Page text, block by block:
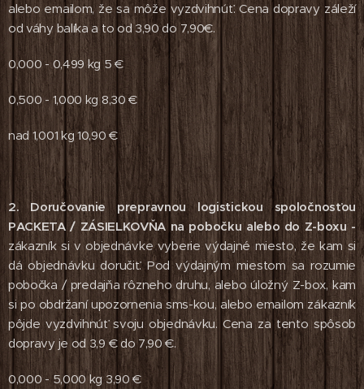
alebo emailom, že sa môže vyzdvihnúť. Cena dopravy záleží
od váhy balíka a to od 3,90 do 7,90€.
0,000 - 0,499 kg 5 €
0,500 - 1,000 kg 8,30 €
nad 1,001 kg 10,90 €
2. Doručovanie prepravnou logistickou spoločnosťou
PACKETA / ZÁSIELKOVŇA na pobočku alebo do Z-boxu -
zákazník si v objednávke vyberie výdajné miesto, že kam si
dá objednávku doručiť. Pod výdajným miestom sa rozumie
pobočka / predajňa rôzneho druhu, alebo úložný Z-box, kam
si po obdržaní upozornenia sms-kou, alebo emailom zákazník
pôjde vyzdvihnúť svoju objednávku. Cena za tento spôsob
dopravy je od 3,9 € do 7,90 €.
0,000 - 5,000 kg 3,90 €